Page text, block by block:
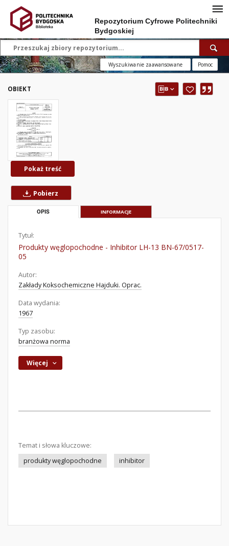
Repozytorium Cyfrowe Politechniki
Bydgoskiej
Wyszukiwanie zaawansowane Pomoc
OBIEKT
Pokaż treść
Pobierz
OPIS INFORMACJE
Tytuł:
Produkty węglopochodne - Inhibitor LH-13 BN-67/0517-
05
Autor:
Zakłady Koksochemiczne Hajduki. Oprac.
Data wydania:
1967
Typ zasobu:
branżowa norma
Więcej
Temat i słowa kluczowe:
produkty węglopochodne
inhibitor